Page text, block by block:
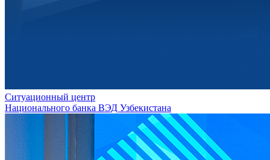
Ситуационный центр
Национального банка ВЭД Узбекистана